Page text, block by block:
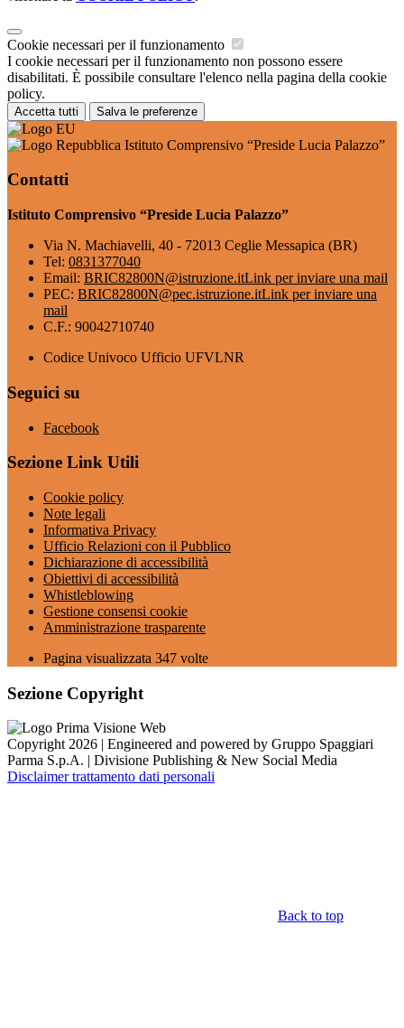
Cookie necessari per il funzionamento
I cookie necessari per il funzionamento non possono essere
disabilitati. È possibile consultare l'elenco nella pagina della cookie
policy.
Accetta tutti Salva le preferenze
Istituto Comprensivo “Preside Lucia Palazzo”
Contatti
Istituto Comprensivo “Preside Lucia Palazzo”
Via N. Machiavelli, 40 - 72013 Ceglie Messapica (BR)
Tel: 0831377040
Email: BRIC82800N@istruzione.itLink per inviare una mail
PEC: BRIC82800N@pec.istruzione.itLink per inviare una
mail
C.F.: 90042710740
Codice Univoco Ufficio UFVLNR
Seguici su
Facebook
Sezione Link Utili
Cookie policy
Note legali
Informativa Privacy
Ufficio Relazioni con il Pubblico
Dichiarazione di accessibilità
Obiettivi di accessibilità
Whistleblowing
Gestione consensi cookie
Amministrazione trasparente
Pagina visualizzata 347 volte
Sezione Copyright
Copyright 2026 | Engineered and powered by Gruppo Spaggiari
Parma S.p.A. | Divisione Publishing & New Social Media
Disclaimer trattamento dati personali
Back to top